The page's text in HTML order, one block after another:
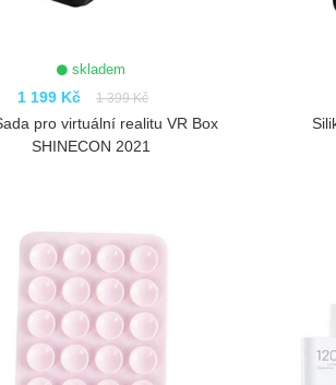
skladem
1 199 Kč 1 399 Kč
pro virtuální realitu VR Box
SHINECON 2021